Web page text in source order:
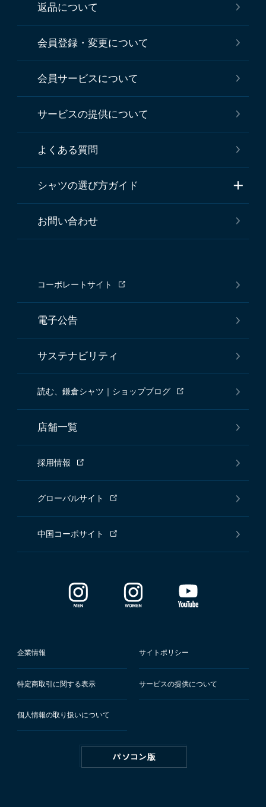
返品について
会員登録・変更について
会員サービスについて
サービスの提供について
よくある質問
シャツの選び方ガイド
お問い合わせ
コーポレートサイト
電子公告
サステナビリティ
読む、鎌倉シャツ｜ショップブログ
店舗一覧
採用情報
グローバルサイト
中国コーポサイト
企業情報 サイトポリシー
特定商取引に関する表示 サービスの提供について
個人情報の取り扱いについて